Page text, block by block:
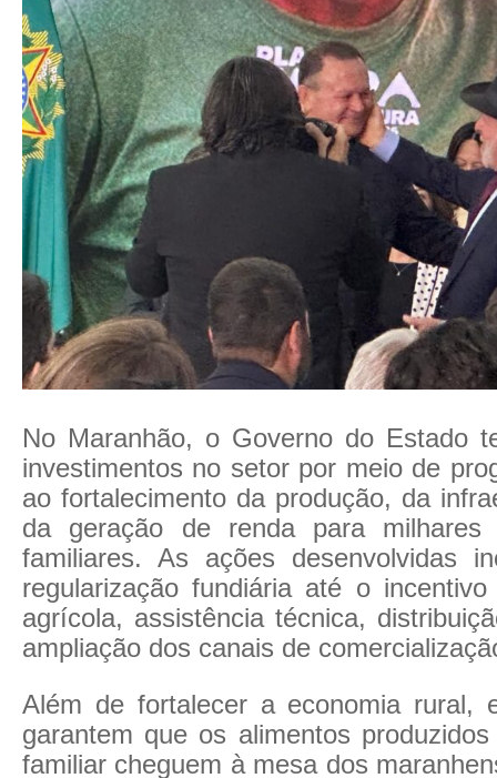
No Maranhão, o Governo do Estado
investimentos no setor por meio de
ao fortalecimento da produção, da
da geração de renda para milhares
familiares. As ações desenvolvidas
regularização fundiária até o
agrícola, assistência técnica,
ampliação dos canais de
Além de fortalecer a economia rural,
garantem que os alimentos
familiar cheguem à mesa dos